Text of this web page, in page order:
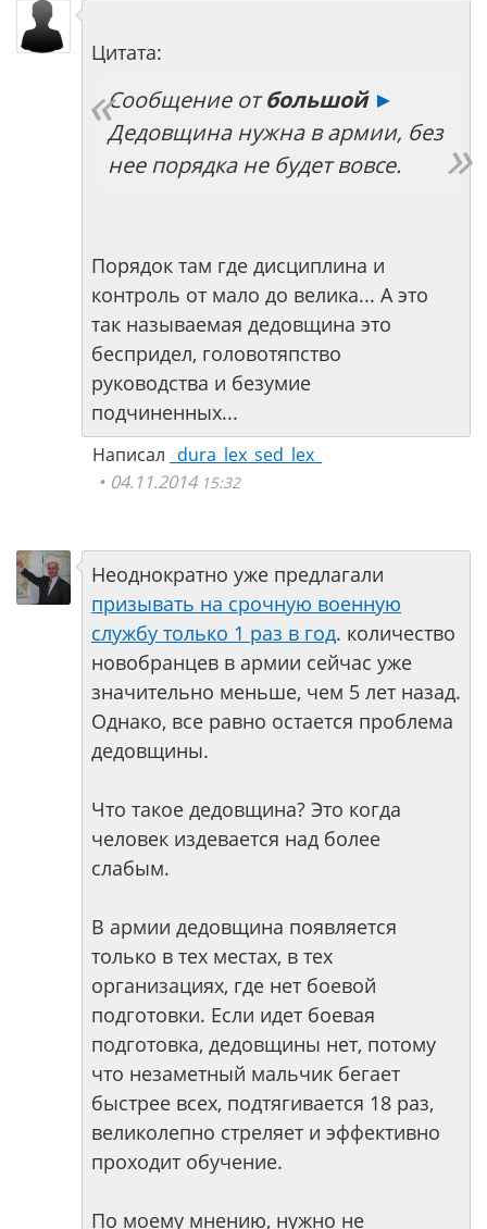
Цитата:
Сообщение отбольшой ►
Дедовщина нужна в армии, без
нее порядка не будет вовсе.
Порядок там где дисциплина и
контроль от мало до велика... А это
так называемая дедовщина это
беспридел, головотяпство
руководства и безумие
подчиненных...
Написал _dura_lex_sed_lex_
04.11.2014 15:32
Неоднократно уже предлагали
призывать на срочную военную
службу только 1 раз в год. количество
новобранцев в армии сейчас уже
значительно меньше, чем 5 лет назад.
Однако, все равно остается проблема
дедовщины.
Что такое дедовщина? Это когда
человек издевается над более
слабым.
В армии дедовщина появляется
только в тех местах, в тех
организациях, где нет боевой
подготовки. Если идет боевая
подготовка, дедовщины нет, потому
что незаметный мальчик бегает
быстрее всех, подтягивается 18 раз,
великолепно стреляет и эффективно
проходит обучение.
По моему мнению, нужно не